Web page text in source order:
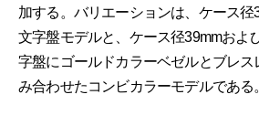
加する。バリエーションは、ケース径
文字盤モデルと、ケース径39mmおよ
字盤にゴールドカラーベゼルとブレス
み合わせたコンビカラーモデルである